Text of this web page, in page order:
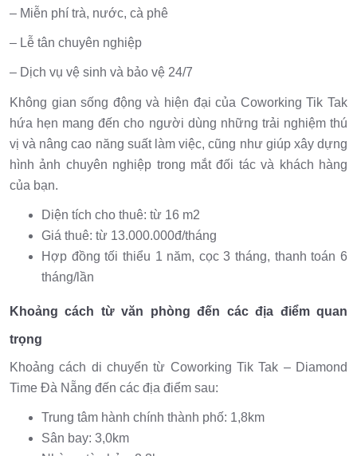
– Miễn phí trà, nước, cà phê
– Lễ tân chuyên nghiệp
– Dịch vụ vệ sinh và bảo vệ 24/7
Không gian sống động và hiện đại của Coworking Tik Tak
hứa hẹn mang đến cho người dùng những trải nghiệm thú
vị và nâng cao năng suất làm việc, cũng như giúp xây dựng
hình ảnh chuyên nghiệp trong mắt đối tác và khách hàng
của bạn.
Diện tích cho thuê: từ 16 m2
Giá thuê: từ 13.000.000đ/tháng
Hợp đồng tối thiểu 1 năm, cọc 3 tháng, thanh toán 6
tháng/lần
Khoảng cách từ văn phòng đến các địa điểm quan
trọng
Khoảng cách di chuyển từ Coworking Tik Tak – Diamond
Time Đà Nẵng đến các địa điểm sau:
Trung tâm hành chính thành phố: 1,8km
Sân bay: 3,0km